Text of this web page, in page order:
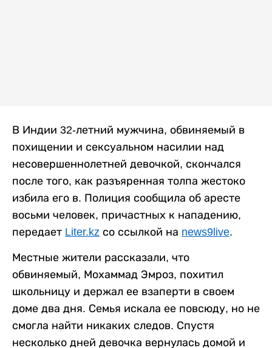
В Индии 32-летний мужчина, обвиняемый в
похищении и сексуальном насилии над
несовершеннолетней девочкой, скончался
после того, как разъяренная толпа жестоко
избила его в. Полиция сообщила об аресте
восьми человек, причастных к нападению,
передает Liter.kz со ссылкой на news9live.
Местные жители рассказали, что
обвиняемый, Мохаммад Эмроз, похитил
школьницу и держал ее взаперти в своем
доме два дня. Семья искала ее повсюду, но не
смогла найти никаких следов. Спустя
несколько дней девочка вернулась домой и